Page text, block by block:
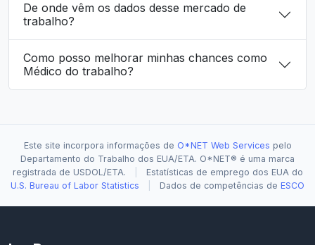
De onde vêm os dados desse mercado de
trabalho?
Como posso melhorar minhas chances como
Médico do trabalho?
Este site incorpora informações de O*NET Web Services pelo
Departamento do Trabalho dos EUA/ETA. O*NET® é uma marca
registrada de USDOL/ETA.
Estatísticas de emprego dos EUA do
U.S. Bureau of Labor Statistics
Dados de competências de ESCO